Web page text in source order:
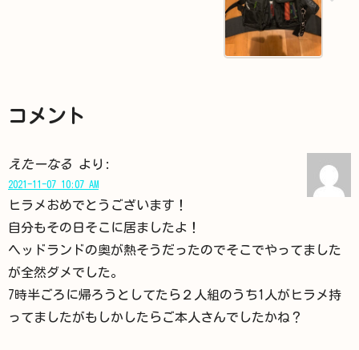
コメント
えたーなる より:
2021-11-07 10:07 AM
ヒラメおめでとうございます！
自分もその日そこに居ましたよ！
ヘッドランドの奥が熱そうだったのでそこでやってました
が全然ダメでした。
7時半ごろに帰ろうとしてたら２人組のうち1人がヒラメ持
ってましたがもしかしたらご本人さんでしたかね？